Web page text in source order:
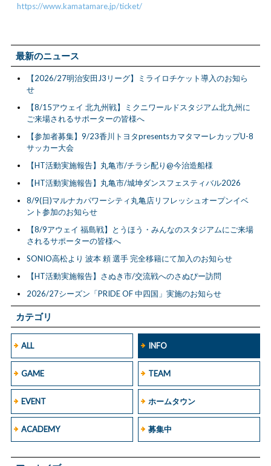
カテゴリ
ALL INFO
GAME TEAM
EVENT ホームタウン
ACADEMY 募集中
https://www.kamatamare.jp/ticket/
最新のニュース
【2026/27明治安田J3リーグ】ミライロチケット導入のお知ら
せ
【8/15アウェイ 北九州戦】ミクニワールドスタジアム北九州に
ご来場されるサポーターの皆様へ
【参加者募集】9/23香川トヨタpresentsカマタマーレカップU-8
サッカー大会
【HT活動実施報告】丸亀市/チラシ配り@今治造船様
【HT活動実施報告】丸亀市/城坤ダンスフェスティバル2026
8/9(日)マルナカパワーシティ丸亀店リフレッシュオープンイベ
ント参加のお知らせ
【8/9アウェイ 福島戦】とうほう・みんなのスタジアムにご来場
されるサポーターの皆様へ
SONIO高松より 波本 頼 選手 完全移籍にて加入のお知らせ
【HT活動実施報告】さぬき市/交流戦へのさぬぴー訪問
2026/27シーズン「PRIDE OF 中四国」実施のお知らせ